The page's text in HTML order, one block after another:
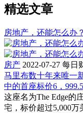
精选文章
房地产，还能怎么办？
房产 2022-07-27 每日
马里布数十年来唯一
中的首座标价6，
这座名为The Edge的
宅，标价超过5,000万